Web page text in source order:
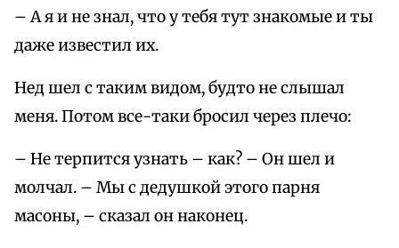
– А я и не знал, что у тебя тут знакомые и ты
даже известил их.
Нед шел с таким видом, будто не слышал
меня. Потом все-таки бросил через плечо:
– Не терпится узнать – как? – Он шел и
молчал. – Мы с дедушкой этого парня
масоны, – сказал он наконец.